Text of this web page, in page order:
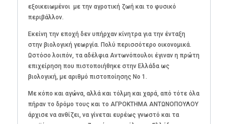
εξοικειωμένοι με την αγροτική ζωή και το φυσικό
περιβάλλον.
Εκείνη την εποχή δεν υπήρχαν κίνητρα για την ένταξη
στην βιολογική γεωργία. Πολύ περισσότερο οικονομικά.
Ωστόσο λοιπόν, τα αδέλφια Αντωνόπουλοι έγιναν η πρώτη
επιχείρηση που πιστοποιήθηκε στην Ελλάδα ως
βιολογική, με αριθμό πιστοποίησης Νο 1.
Με κόπο και αγώνα, αλλά και τόλμη και χαρά, από τότε όλα
πήραν το δρόμο τους και το ΑΓΡΟΚΤΗΜΑ ΑΝΤΩΝΟΠΟΥΛΟΥ
άρχισε να ανθίζει, να γίνεται ευρέως γνωστό και τα